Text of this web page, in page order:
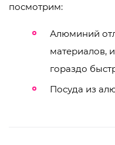
посмотрим:
Алюминий
материалов,
гораздо
Посуда из